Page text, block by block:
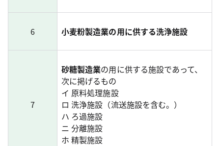
6 小麦粉製造業の用に供する洗浄施設
7
砂糖製造業の用に供する施設であって、
次に掲げるもの
イ 原料処理施設
ロ 洗浄施設（流送施設を含む。）
ハ ろ過施設
ニ 分離施設
ホ 精製施設